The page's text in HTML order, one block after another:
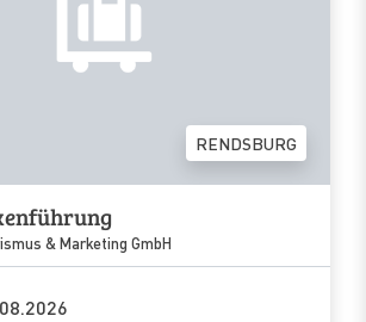
RENDSBURG
& Marketing GmbH